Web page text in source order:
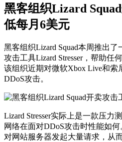
黑客组织Lizard
低每月6美元
黑客组织Lizard Squad本周推出
攻击工具Lizard Stresser，帮助任
该组织近期对微软Xbox Live和索
DDoS攻击。
Lizard Stresser实际上是一款压力
网络在面对DDoS攻击时性能如
对网站服务器发起大量请求，从